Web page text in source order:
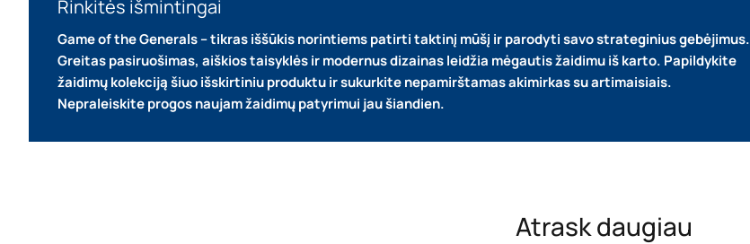
Rinkitės išmintingai
Game of the Generals – tikras iššūkis norintiems patirti taktinį mūšį ir parodyti savo strateginius gebėjimus.
Greitas pasiruošimas, aiškios taisyklės ir modernus dizainas leidžia mėgautis žaidimu iš karto. Papildykite
žaidimų kolekciją šiuo išskirtiniu produktu ir sukurkite nepamirštamas akimirkas su artimaisiais.
Nepraleiskite progos naujam žaidimų patyrimui jau šiandien.
Atrask daugiau